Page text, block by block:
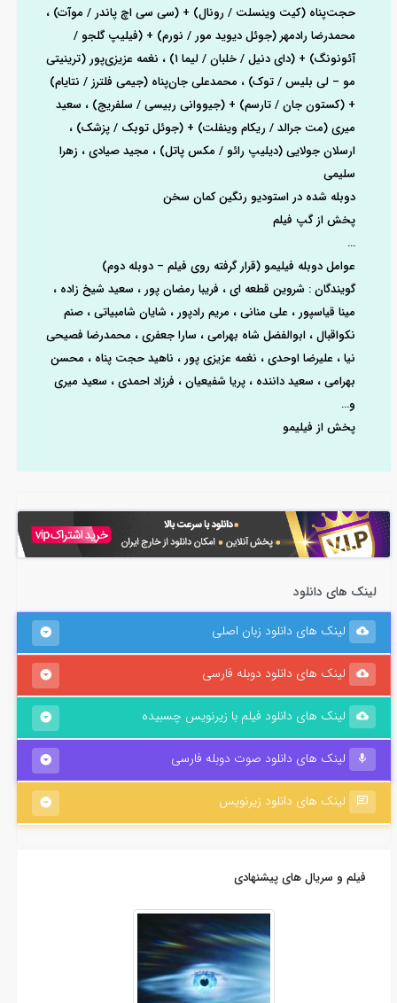
حجت‌پناه (کیت وینسلت / رونال) + (سی سی اچ پاندر / موآت) ،
محمدرضا رادمهر (جوئل دیوید مور / نورم) + (فیلیپ گلجو /
آئونونگ) + (دای دنیل / خلبان / لیما ۱) ، نغمه عزیزی‌پور (ترینیتی
مو – لی بلیس / توک) ، محمدعلی جان‌پناه (جیمی فلترز / نتایام)
+ (کستون جان / تارسم) + (جیووانی ربیسی / سلفریج) ، سعید
میری (مت جرالد / ریکام وینفلت) + (جوئل توبک / پزشک) ،
ارسلان جولایی (دیلیپ رائو / مکس پاتل) ، مجید صیادی ، زهرا
سلیمی
دوبله شده در استودیو رنگین‌ کمان سخن
پخش از گپ فیلم
…
عوامل دوبله فیلیمو (قرار گرفته روی فیلم – دوبله دوم)
گویندگان : شروین قطعه ‌ای ، فریبا رمضان ‌پور ، سعید شیخ ‌زاده ،
مینا قیاسپور ، علی منانی ، مریم رادپور ، شایان شامبیاتی ، صنم
نکواقبال ، ابوالفضل شاه ‌بهرامی ، سارا جعفری ، محمدرضا فصیحی
‌نیا ، علیرضا اوحدی ، نغمه عزیزی ‌پور ، ناهید حجت ‌پناه ، محسن
بهرامی ، سعید داننده ، پریا شفیعیان ، فرزاد احمدی ، سعید میری
و…
پخش از فیلیمو
لینک های دانلود
لینک های دانلود زبان اصلی
لینک های دانلود دوبله فارسی
لینک های دانلود فیلم با زیرنویس چسبیده
لینک های دانلود صوت دوبله فارسی
لینک های دانلود زیرنویس
فیلم و سریال های پیشنهادی